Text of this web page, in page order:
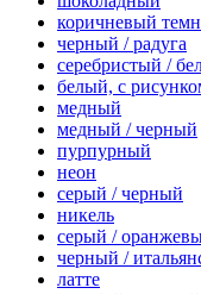
коричневый
черный / радуга
серебристый /
белый, с
медный
медный / черный
пурпурный
неон
серый / черный
никель
серый /
черный /
латте